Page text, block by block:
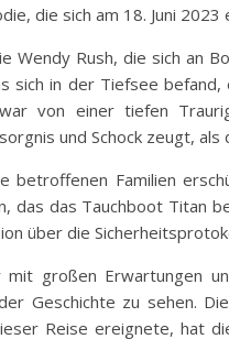
die sich am 18. Juni
Wendy Rush, die sich an
sich in der Tiefsee
von einer tiefen
und Schock zeugt,
betroffenen Familien
das das Tauchboot Titan
über die
großen Erwartungen
Geschichte zu sehen.
Reise ereignete, hat